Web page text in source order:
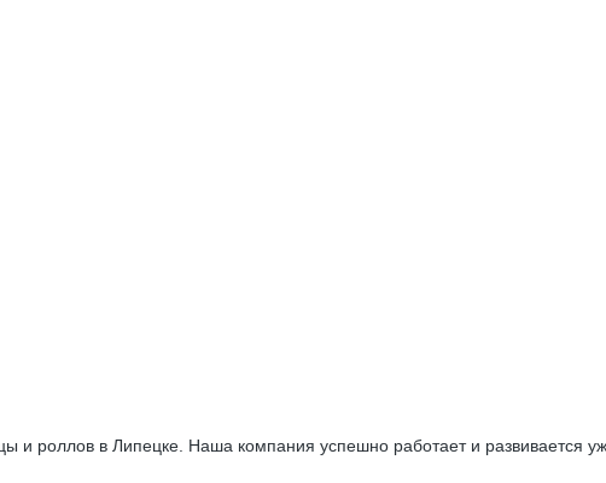
и роллов в Липецке. Наша компания успешно работает и развивается